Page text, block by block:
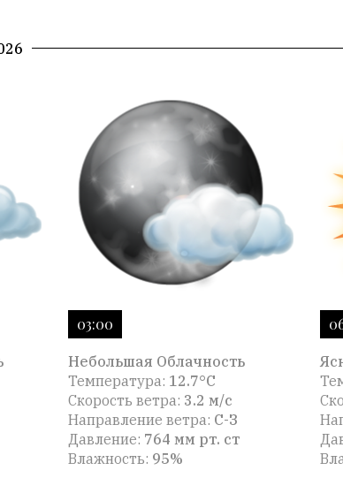
03:00
Небольшая Облачность
Температура: 12.7°C
Скорость ветра: 3.2 м/с
Направление ветра: С-З
Давление: 764 мм рт. ст
Влажность: 95%